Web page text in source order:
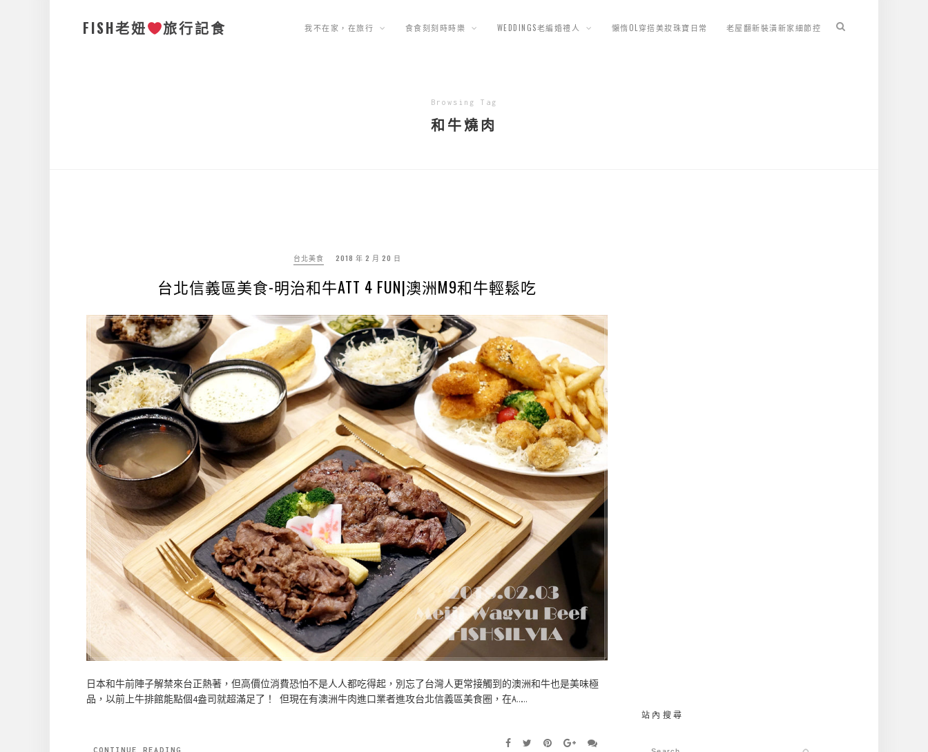
FISH老妞 旅行記食 我不在家，在旅行 食食刻刻時時樂 WEDDINGS老編婚禮人 懶惰OL穿搭美妝珠寶日常 老屋翻新裝潢新家細節控
Browsing Tag
和牛燒肉
台北美食 2018 年 2 月 20 日
台北信義區美食-明治和牛ATT 4 FUN|澳洲M9和牛輕鬆吃
日本和牛前陣子解禁來台正熱著，但高價位消費恐怕不是人人都吃得起，別忘了台灣人更常接觸到的澳洲和牛也是美味極
品，以前上牛排館能點個4盎司就超滿足了！ 但現在有澳洲牛肉進口業者進攻台北信義區美食圈，在A……
CONTINUE READING
站內搜尋